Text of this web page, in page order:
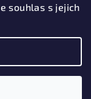
souhlas s jejich
práva vyhrazena.